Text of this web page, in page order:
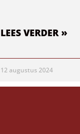
LEES VERDER »
12 augustus 2024